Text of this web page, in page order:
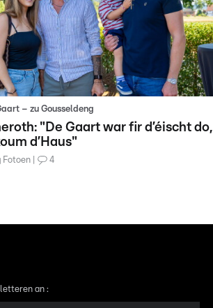
– zu Gousseldeng
"De Gaart war fir d’éischt do,
d’Haus"
Fotoen 4
an :